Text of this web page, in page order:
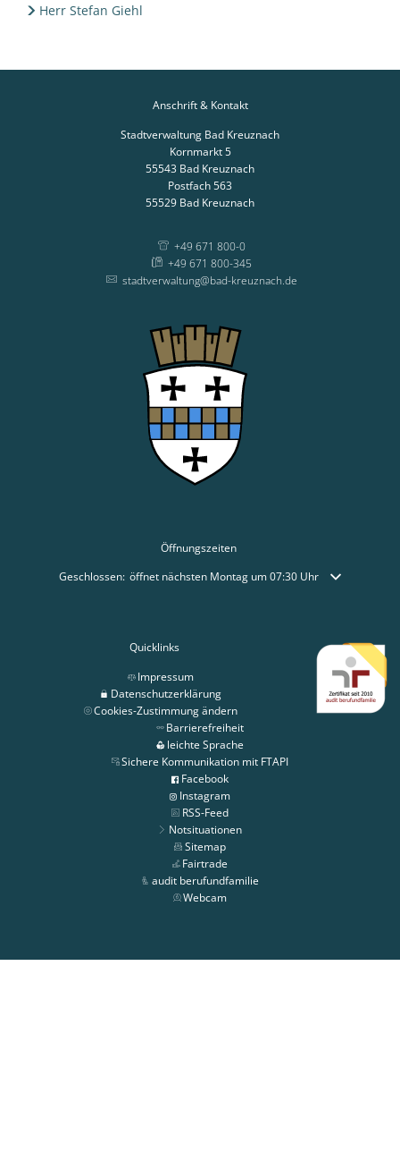
Herr Stefan Giehl
Anschrift & Kontakt
Stadtverwaltung Bad Kreuznach
Kornmarkt 5
55543 Bad Kreuznach
Postfach 563
55529 Bad Kreuznach
+49 671 800-0
+49 671 800-345
stadtverwaltung@bad-kreuznach.de
Öffnungszeiten
Klicken, um weitere Öffnungs- oder Schließzeiten auszublenden
Geschlossen: öffnet nächsten Montag um 07:30 Uhr
Quicklinks
Impressum
Datenschutzerklärung
Cookies-Zustimmung ändern
Barrierefreiheit
leichte Sprache
Sichere Kommunikation mit FTAPI
Facebook
Instagram
RSS-Feed
Notsituationen
Sitemap
Fairtrade
audit berufundfamilie
Webcam